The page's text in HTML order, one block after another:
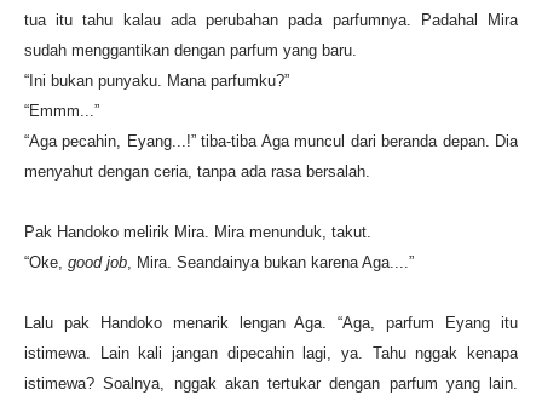
tua itu tahu kalau ada perubahan pada parfumnya. Padahal Mira
sudah menggantikan dengan parfum yang baru.
“Ini bukan punyaku. Mana parfumku?”
“Emmm...”
“Aga pecahin, Eyang...!” tiba-tiba Aga muncul dari beranda depan. Dia
menyahut dengan ceria, tanpa ada rasa bersalah.
Pak Handoko melirik Mira. Mira menunduk, takut.
“Oke, good job, Mira. Seandainya bukan karena Aga....”
Lalu pak Handoko menarik lengan Aga. “Aga, parfum Eyang itu
istimewa. Lain kali jangan dipecahin lagi, ya. Tahu nggak kenapa
istimewa? Soalnya, nggak akan tertukar dengan parfum yang lain.